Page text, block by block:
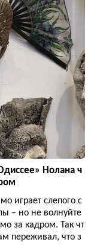
Нолана ч
играет слепого с
– но не волнуйте
за кадром. Так чт
переживал, что з